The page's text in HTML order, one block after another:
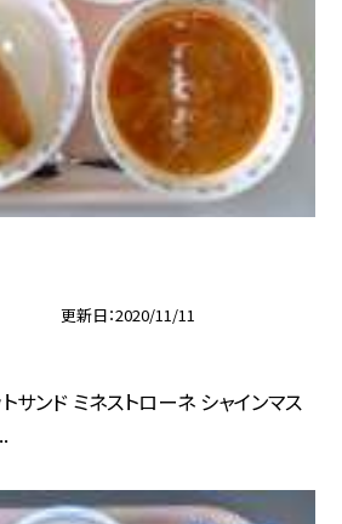
更新日 2020/11/11
サンド ミネストローネ シャインマス